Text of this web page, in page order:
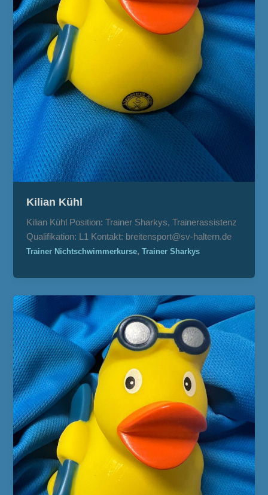
Kilian Kühl
Kilian Kühl Position: Trainer Sharkys, Trainerassistenz
Qualifikation: L1 Kontakt: breitensport@sv-haltern.de
Trainer Nichtschwimmerkurse,Trainer Sharkys